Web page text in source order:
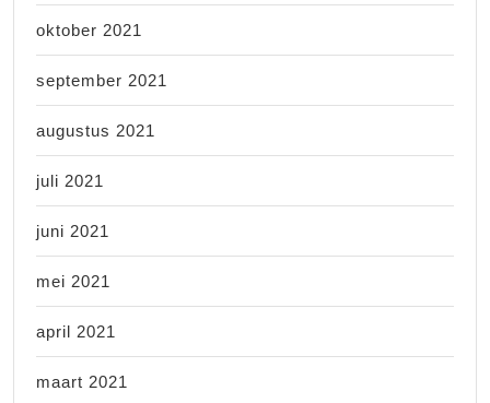
oktober 2021
september 2021
augustus 2021
juli 2021
juni 2021
mei 2021
april 2021
maart 2021